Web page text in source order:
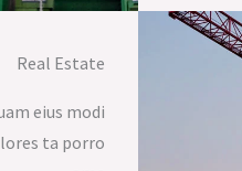
Real Estate​
eius modi
ta porro